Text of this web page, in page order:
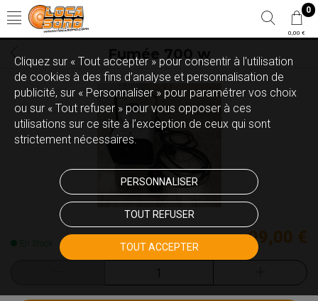
0
0,00 €
Fumée 700 w
En Stock 99,00 €
Cliquez sur « Tout accepter » pour consentir à l'utilisation
de cookies à des fins d’analyse et personnalisation de
publicité, sur « Personnaliser » pour paramétrer vos choix
ou sur « Tout refuser » pour vous opposer à ces
utilisations sur ce site à l’exception de ceux qui sont
strictement nécessaires.
PERSONNALISER
TOUT REFUSER
TOUT ACCEPTER